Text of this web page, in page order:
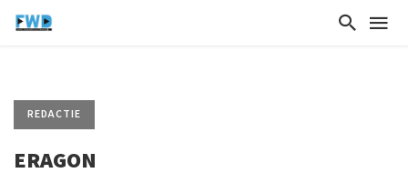
REDACTIE
ERAGON